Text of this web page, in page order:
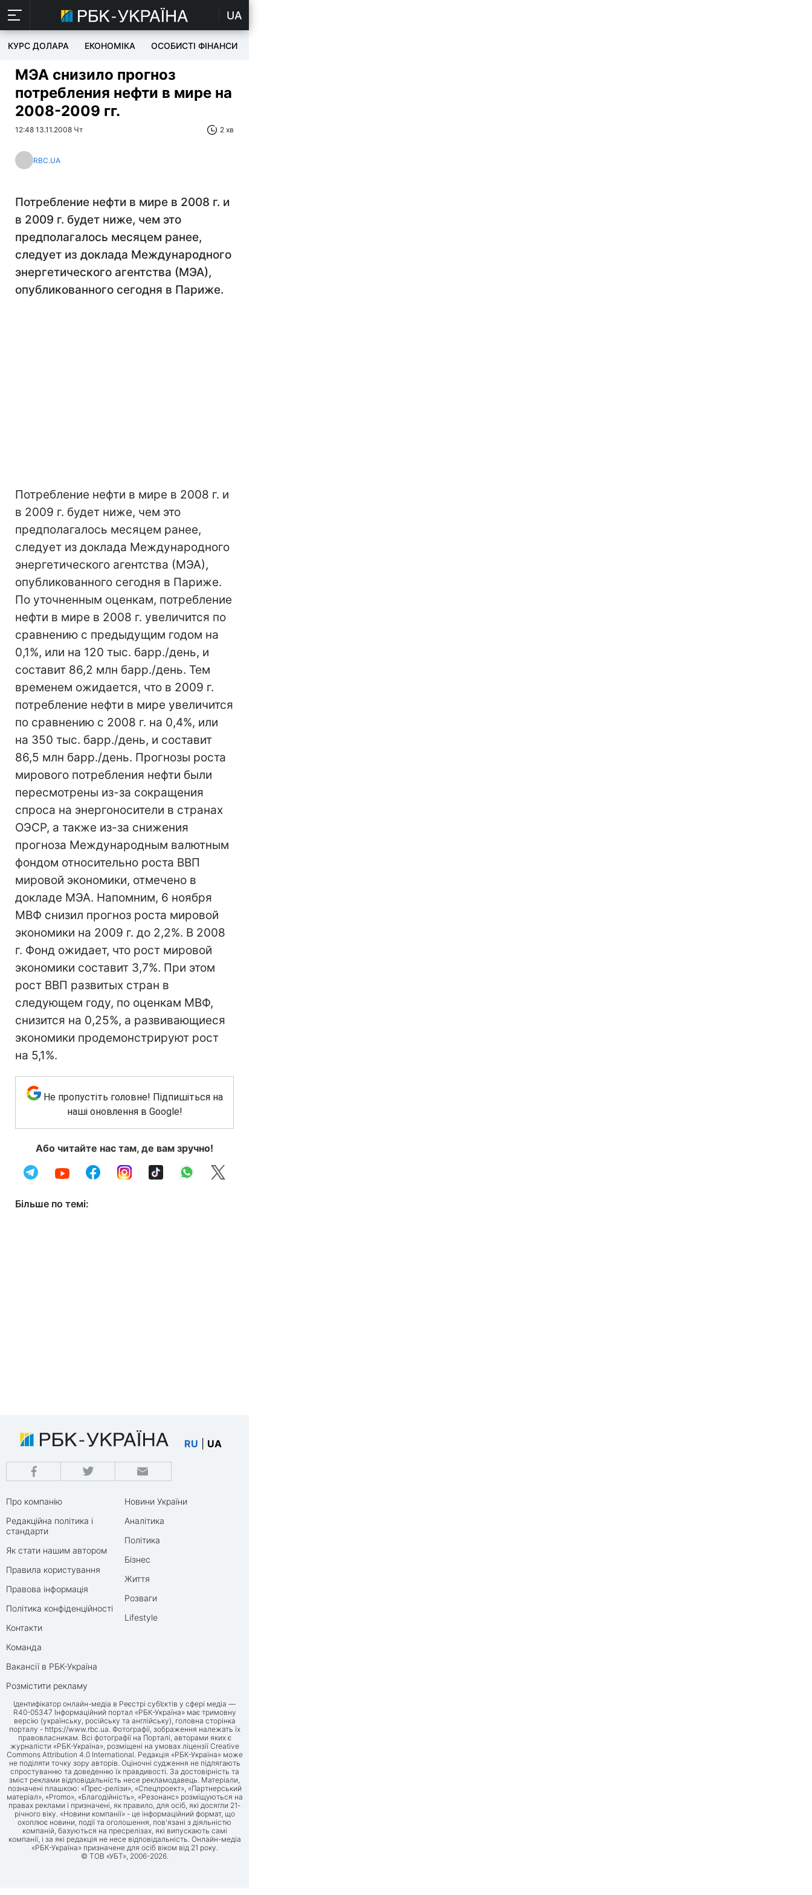
UA
КУРС ДОЛАРА ЕКОНОМІКА ОСОБИСТІ ФІНАНСИ
МЭА снизило прогноз
потребления нефти в мире на
2008-2009 гг.
12:48 13.11.2008 Чт 2 хв
RBC.UA
Потребление нефти в мире в 2008 г. и
в 2009 г. будет ниже, чем это
предполагалось месяцем ранее,
следует из доклада Международного
энергетического агентства (МЭА),
опубликованного сегодня в Париже.
Потребление нефти в мире в 2008 г. и
в 2009 г. будет ниже, чем это
предполагалось месяцем ранее,
следует из доклада Международного
энергетического агентства (МЭА),
опубликованного сегодня в Париже.
По уточненным оценкам, потребление
нефти в мире в 2008 г. увеличится по
сравнению с предыдущим годом на
0,1%, или на 120 тыс. барр./день, и
составит 86,2 млн барр./день. Тем
временем ожидается, что в 2009 г.
потребление нефти в мире увеличится
по сравнению с 2008 г. на 0,4%, или
на 350 тыс. барр./день, и составит
86,5 млн барр./день. Прогнозы роста
мирового потребления нефти были
пересмотрены из-за сокращения
спроса на энергоносители в странах
ОЭСР, а также из-за снижения
прогноза Международным валютным
фондом относительно роста ВВП
мировой экономики, отмечено в
докладе МЭА. Напомним, 6 ноября
МВФ снизил прогноз роста мировой
экономики на 2009 г. до 2,2%. В 2008
г. Фонд ожидает, что рост мировой
экономики составит 3,7%. При этом
рост ВВП развитых стран в
следующем году, по оценкам МВФ,
снизится на 0,25%, а развивающиеся
экономики продемонстрируют рост
на 5,1%.
Не пропустіть головне! Підпишіться на
наші оновлення в Google!
Або читайте нас там, де вам зручно!
Більше по темі:
RU UA
Про компанію
Редакційна політика і
стандарти
Як стати нашим автором
Правила користування
Правова інформація
Політика конфіденційності
Контакти
Команда
Вакансії в РБК-Україна
Розмістити рекламу
Новини України
Аналітика
Політика
Бізнес
Життя
Розваги
Lifestyle
Ідентифікатор онлайн-медіа в Реєстрі суб’єктів у сфері медіа —
R40-05347 Інформаційний портал «РБК-Україна» має тримовну
версію (українську, російську та англійську), головна сторінка
порталу - https://www.rbc.ua. Фотографії, зображення належать їх
правовласникам. Всі фотографії на Порталі, авторами яких є
журналісти «РБК-Україна», розміщені на умовах ліцензії Creative
Commons Attribution 4.0 International. Редакція «РБК-Україна» може
не поділяти точку зору авторів. Оціночні судження не підлягають
спростуванню та доведенню їх правдивості. За достовірність та
зміст реклами відповідальність несе рекламодавець. Матеріали,
позначені плашкою: «Прес-релізи», «Спецпроект», «Партнерський
матеріал», «Promo», «Благодійність», «Резонанс» розміщуються на
правах реклами і призначені, як правило, для осіб, які досягли 21-
річного віку. «Новини компанії» - це інформаційний формат, що
охоплює новини, події та оголошення, пов'язані з діяльністю
компаній, базуються на пресрелізах, які випускають самі
компанії, і за які редакція не несе відповідальність. Онлайн-медіа
«РБК-Україна» призначене для осіб віком від 21 року.
© ТОВ «УБТ», 2006-2026.